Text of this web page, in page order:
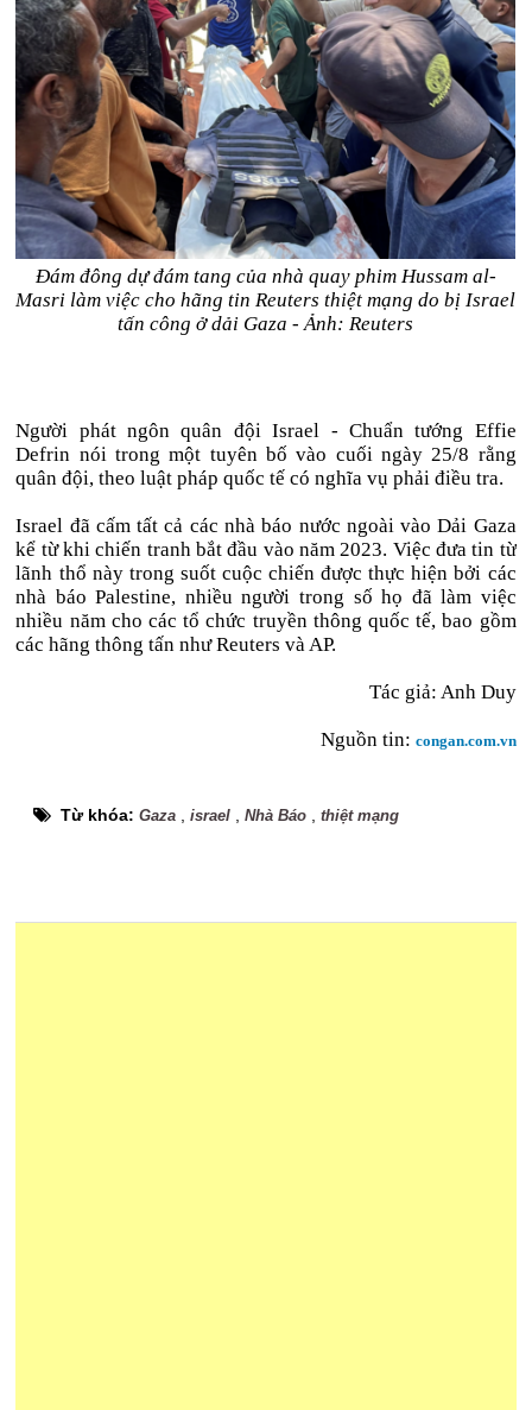
Đám đông dự đám tang của nhà quay phim Hussam al-
Masri làm việc cho hãng tin Reuters thiệt mạng do bị Israel
tấn công ở dải Gaza - Ảnh: Reuters
Người phát ngôn quân đội Israel - Chuẩn tướng Effie
Defrin nói trong một tuyên bố vào cuối ngày 25/8 rằng
quân đội, theo luật pháp quốc tế có nghĩa vụ phải điều tra.
Israel đã cấm tất cả các nhà báo nước ngoài vào Dải Gaza
kể từ khi chiến tranh bắt đầu vào năm 2023. Việc đưa tin từ
lãnh thổ này trong suốt cuộc chiến được thực hiện bởi các
nhà báo Palestine, nhiều người trong số họ đã làm việc
nhiều năm cho các tổ chức truyền thông quốc tế, bao gồm
các hãng thông tấn như Reuters và AP.
Tác giả: Anh Duy
Nguồn tin: congan.com.vn
Từ khóa:Gaza ,israel ,Nhà Báo ,thiệt mạng